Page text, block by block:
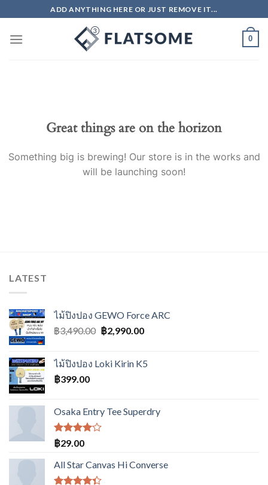
to
content
ADD ANYTHING HERE OR JUST REMOVE IT...
0
Great things are on the horizon
Something big is brewing! Our store is in the works and
will be launching soon!
LATEST
ไม้ปิงปอง GEWO Force ARC
฿3,490.00 Original
฿3,490.00.
฿2,990.00Current
฿2,990.00.
ไม้ปิงปอง Loki Kirin K5
฿399.00
Osaka Entry Tee Superdry
ให้
คะแนน
4.00
ตั้งแต่ 1-
5
฿29.00
All Star Canvas Hi Converse